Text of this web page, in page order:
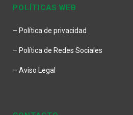
POLÍTICAS WEB
– Política de privacidad
– Política de Redes Sociales
– Aviso Legal